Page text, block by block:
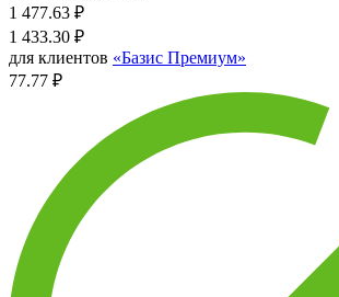
1 477.63 ₽
1 433.30 ₽
для клиентов «Базис Премиум»
77.77 ₽